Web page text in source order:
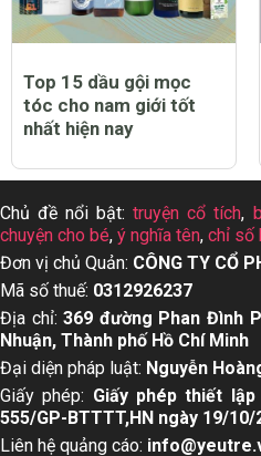
Top 15 dầu gội mọc
tóc cho nam giới tốt
nhất hiện nay
Chủ đề nổi bật:truyện cổ tích,
chuyện cho bé, ý nghĩa tên, chỉ số
Đơn vị chủ Quản: CÔNG TY CỔ
Mã số thuế: 0312926237
Địa chỉ:369 đường Phan Đình
Nhuận, Thành phố Hồ Chí Minh
Đại diện pháp luật: Nguyễn
Giấy phép: Giấy phép thiết
555/GP-BTTTT,HN ngày 19/10/
Liên hệ quảng cáo: